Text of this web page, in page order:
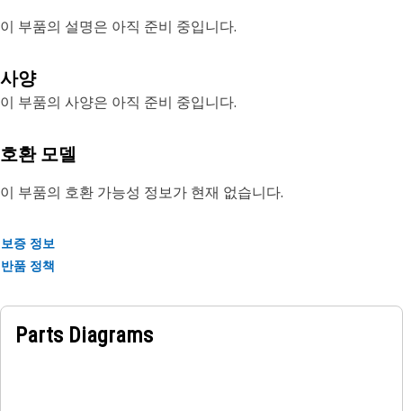
이 부품의 설명은 아직 준비 중입니다.
사양
이 부품의 사양은 아직 준비 중입니다.
호환 모델
이 부품의 호환 가능성 정보가 현재 없습니다.
보증 정보
반품 정책
Parts Diagrams